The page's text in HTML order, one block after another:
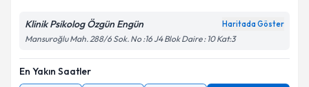
Klinik Psikolog Özgün Engün Haritada Göster
Mansuroğlu Mah. 288/6 Sok. No :16 J4 Blok Daire : 10 Kat:3
En Yakın Saatler